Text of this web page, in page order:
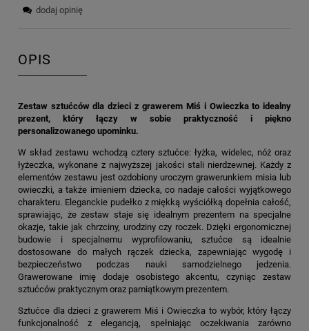
dodaj opinię
OPIS
Zestaw sztućców dla dzieci z grawerem Miś i Owieczka to idealny
prezent, który łączy w sobie praktyczność i piękno
personalizowanego upominku.
W skład zestawu wchodzą cztery sztućce: łyżka, widelec, nóż oraz
łyżeczka, wykonane z najwyższej jakości stali nierdzewnej. Każdy z
elementów zestawu jest ozdobiony uroczym grawerunkiem misia lub
owieczki, a także imieniem dziecka, co nadaje całości wyjątkowego
charakteru. Eleganckie pudełko z miękką wyściółką dopełnia całość,
sprawiając, że zestaw staje się idealnym prezentem na specjalne
okazje, takie jak chrzciny, urodziny czy roczek. Dzięki ergonomicznej
budowie i specjalnemu wyprofilowaniu, sztućce są idealnie
dostosowane do małych rączek dziecka, zapewniając wygodę i
bezpieczeństwo podczas nauki samodzielnego jedzenia.
Grawerowane imię dodaje osobistego akcentu, czyniąc zestaw
sztućców praktycznym oraz pamiątkowym prezentem.
Sztućce dla dzieci z grawerem Miś i Owieczka to wybór, który łączy
funkcjonalność z elegancją, spełniając oczekiwania zarówno